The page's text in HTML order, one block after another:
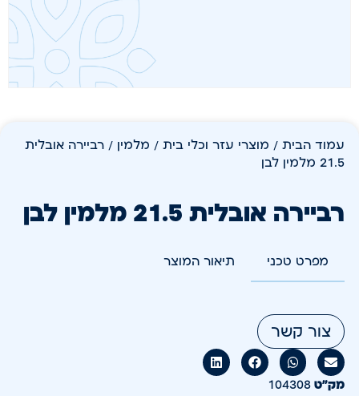
עמוד הבית / מוצרי עזר וכלי בית / מלמין / רביירה אובלית
21.5 מלמין לבן
רביירה אובלית 21.5 מלמין לבן
מפרט טכני תיאור המוצר
צור קשר
מק״ט 104308